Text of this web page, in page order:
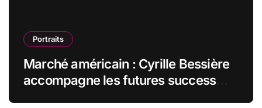
Portraits
Marché américain : Cyrille Bessière
accompagne les futures success